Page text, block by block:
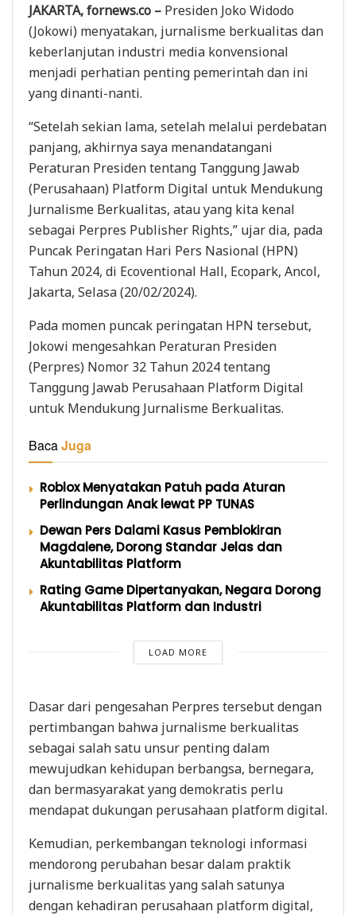
JAKARTA, fornews.co – Presiden Joko Widodo
(Jokowi) menyatakan, jurnalisme berkualitas dan
keberlanjutan industri media konvensional
menjadi perhatian penting pemerintah dan ini
yang dinanti-nanti.
“Setelah sekian lama, setelah melalui perdebatan
panjang, akhirnya saya menandatangani
Peraturan Presiden tentang Tanggung Jawab
(Perusahaan) Platform Digital untuk Mendukung
Jurnalisme Berkualitas, atau yang kita kenal
sebagai Perpres Publisher Rights,” ujar dia, pada
Puncak Peringatan Hari Pers Nasional (HPN)
Tahun 2024, di Ecoventional Hall, Ecopark, Ancol,
Jakarta, Selasa (20/02/2024).
Pada momen puncak peringatan HPN tersebut,
Jokowi mengesahkan Peraturan Presiden
(Perpres) Nomor 32 Tahun 2024 tentang
Tanggung Jawab Perusahaan Platform Digital
untuk Mendukung Jurnalisme Berkualitas.
BacaJuga
Roblox Menyatakan Patuh pada Aturan
Perlindungan Anak lewat PP TUNAS
Dewan Pers Dalami Kasus Pemblokiran
Magdalene, Dorong Standar Jelas dan
Akuntabilitas Platform
Rating Game Dipertanyakan, Negara Dorong
Akuntabilitas Platform dan Industri
LOAD MORE
Dasar dari pengesahan Perpres tersebut dengan
pertimbangan bahwa jurnalisme berkualitas
sebagai salah satu unsur penting dalam
mewujudkan kehidupan berbangsa, bernegara,
dan bermasyarakat yang demokratis perlu
mendapat dukungan perusahaan platform digital.
Kemudian, perkembangan teknologi informasi
mendorong perubahan besar dalam praktik
jurnalisme berkualitas yang salah satunya
dengan kehadiran perusahaan platform digital,